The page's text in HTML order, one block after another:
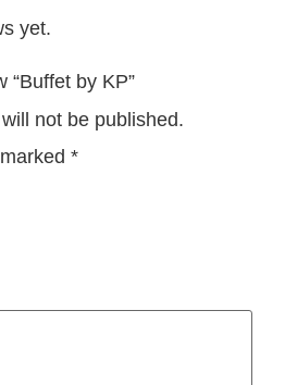
yet.
“Buffet by KP”
not be published.
*